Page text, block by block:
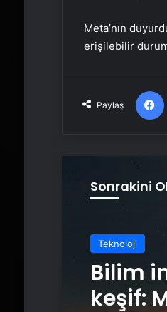
Meta’nın
erişilebilir
Paylaş
Sonrakini
Teknoloji